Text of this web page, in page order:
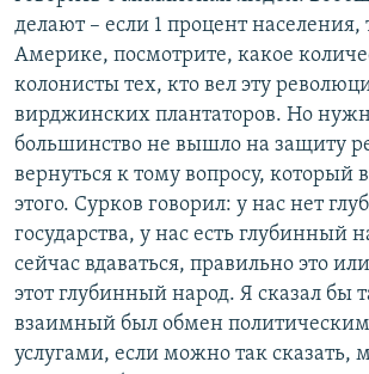
делают – если 1 процент населения,
Америке, посмотрите, какое
колонисты тех, кто вел эту
вирджинских плантаторов. Но
большинство не вышло на защиту
вернуться к тому вопросу, который
этого. Сурков говорил: у нас нет
государства, у нас есть глубинный
сейчас вдаваться, правильно это
этот глубинный народ. Я сказал бы
взаимный был обмен
услугами, если можно так